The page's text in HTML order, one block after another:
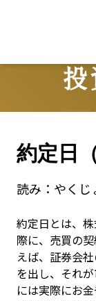
約定日
読み： やくじ
約定日とは、
際に、売買の
えば、証券会
を出し、それ
には実際にお